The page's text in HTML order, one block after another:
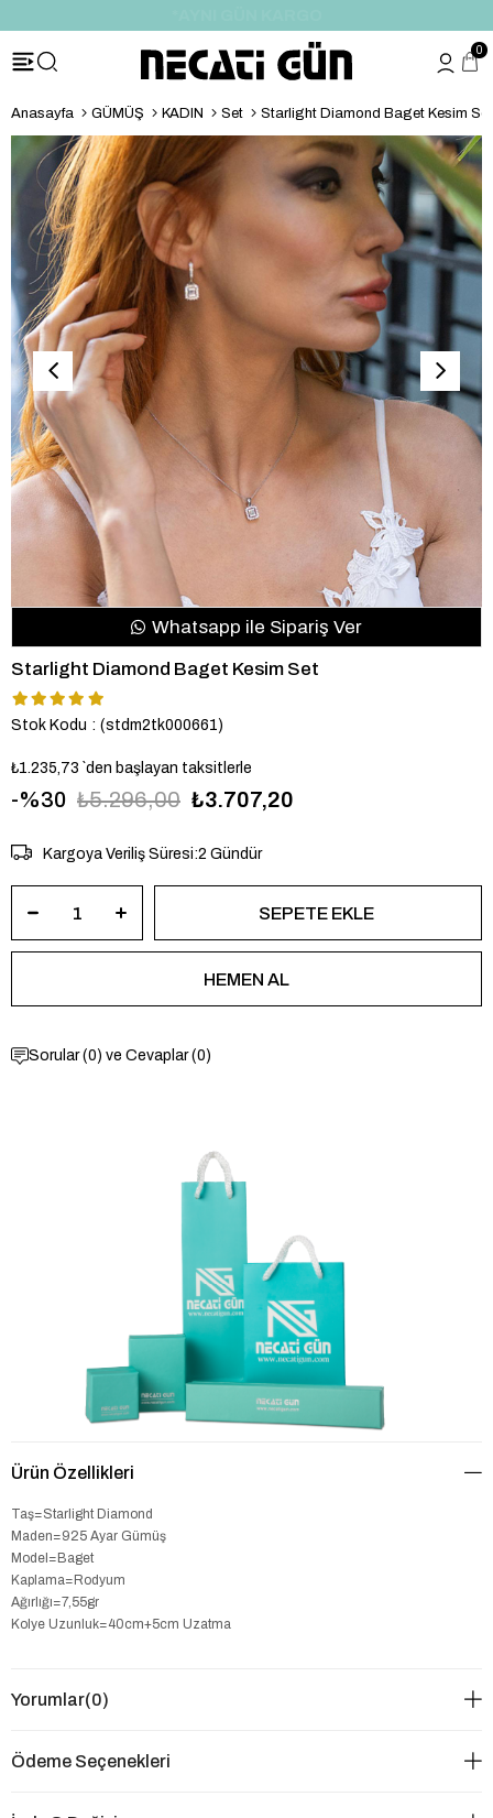
0
Anasayfa GÜMÜŞ KADIN Set Starlight Diamond Baget Kesim Set
Whatsapp ile Sipariş Ver
Starlight Diamond Baget Kesim Set
Stok Kodu (stdm2tk000661)
₺1.235,73 `den başlayan taksitlerle
30 ₺5.296,00 ₺3.707,20
Kargoya Veriliş Süresi:2 Gündür
Sorular (0) ve Cevaplar (0)
Ürün Özellikleri
Taş=Starlight Diamond
Maden=925 Ayar Gümüş
Model=Baget
Kaplama=Rodyum
Ağırlığı=7,55gr
Kolye Uzunluk=40cm+5cm Uzatma
Yorumlar(0)
Ödeme Seçenekleri